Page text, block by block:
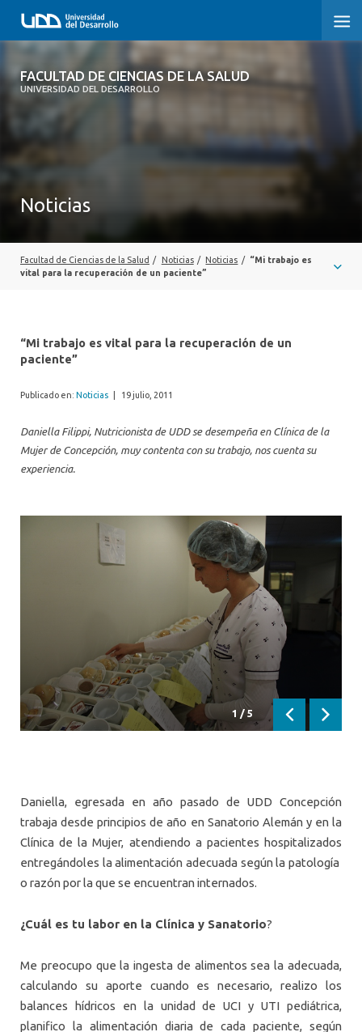
FACULTAD DE CIENCIAS DE LA SALUD
UNIVERSIDAD DEL DESARROLLO
FACULTAD DE CIENCIAS DE LA SALUD
CLÍNICA ERNESTO SILVA B.
Noticias
Facultad de Ciencias de la Salud / Noticias / Noticias /
“Mi trabajo es
vital para la recuperación de un paciente”
“Mi trabajo es vital para la recuperación de un
paciente”
Publicado en: Noticias 19 julio, 2011
Daniella Filippi, Nutricionista de UDD se desempeña en Clínica de la
Mujer de Concepción, muy contenta con su trabajo, nos cuenta su
experiencia.
1 / 5
Anterior
Daniella, egresada en año pasado de UDD Concepción
trabaja desde principios de año en Sanatorio Alemán y en la
Clínica de la Mujer, atendiendo a pacientes hospitalizados
entregándoles la alimentación adecuada según la patología
o razón por la que se encuentran internados.
¿Cuál es tu labor en la Clínica y Sanatorio?
Me preocupo que la ingesta de alimentos sea la adecuada,
calculando su aporte cuando es necesario, realizo los
balances hídricos en la unidad de UCI y UTI pediátrica,
planifico la alimentación diaria de cada paciente, según